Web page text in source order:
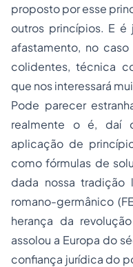
proposto por esse
outros princípios. E
afastamento, no
colidentes, técnica
que nos interessará
Pode parecer
realmente o é, daí
aplicação de
como fórmulas de
dada nossa tradição
romano-germânico
herança da
assolou a Europa do
confiança jurídica do